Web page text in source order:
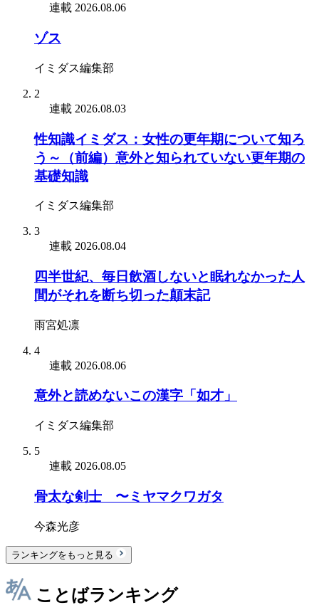
連載 2026.08.06
ゾス
イミダス編集部
2
連載 2026.08.03
性知識イミダス：女性の更年期について知ろ
う～（前編）意外と知られていない更年期の
基礎知識
イミダス編集部
3
連載 2026.08.04
四半世紀、毎日飲酒しないと眠れなかった人
間がそれを断ち切った顛末記
雨宮処凛
4
連載 2026.08.06
意外と読めないこの漢字「如才」
イミダス編集部
5
連載 2026.08.05
骨太な剣士 〜ミヤマクワガタ
今森光彦
ランキングをもっと見る
ことばランキング